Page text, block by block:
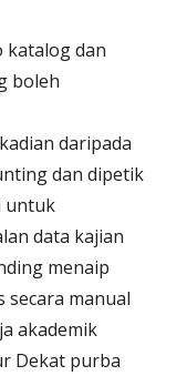
katalog dan
boleh
daripada
dan dipetik
untuk
data kajian
menaip
secara manual
akademik
Dekat purba